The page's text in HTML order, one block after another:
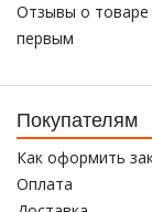
Отзывы о
первым
Покупателям
Как оформить
Оплата